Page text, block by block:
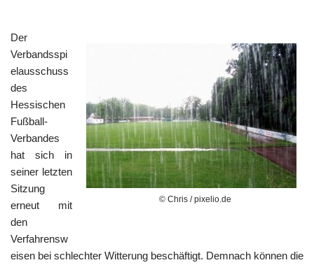
© Chris / pixelio.de
Der
Verbandsspi
elausschuss
des
Hessischen
Fußball-
Verbandes
hat sich in
seiner letzten
Sitzung
erneut mit
den
Verfahrensw
eisen bei schlechter Witterung beschäftigt. Demnach können die